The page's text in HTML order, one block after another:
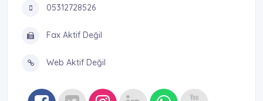
05312728526
Fax Aktif Değil
Web Aktif Değil